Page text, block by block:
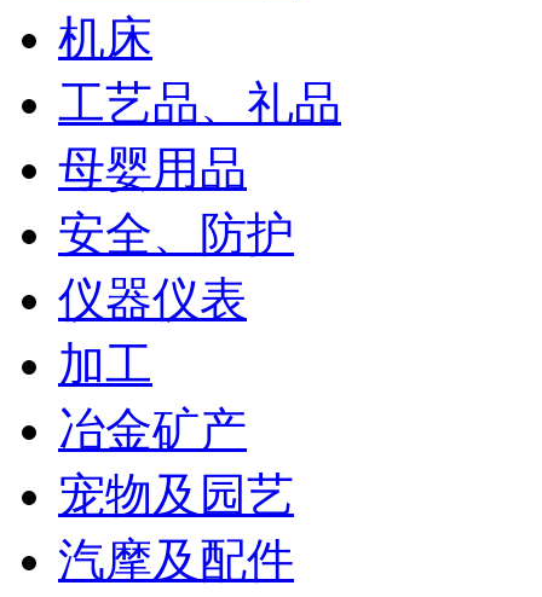
机床
工艺品、礼品
母婴用品
安全、防护
仪器仪表
加工
冶金矿产
宠物及园艺
汽摩及配件